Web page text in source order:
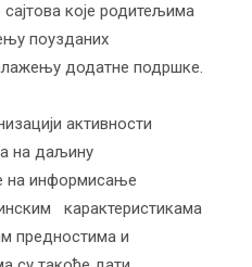
које родитељима
поузданих
додатне подршке.
активности
на даљину
на информисање
карактеристикама
предностима и